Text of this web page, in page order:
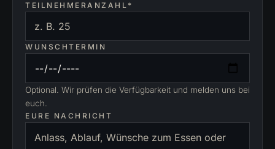
TEILNEHMERANZAHL*
WUNSCHTERMIN
Optional. Wir prüfen die Verfügbarkeit und melden uns bei
euch.
EURE NACHRICHT